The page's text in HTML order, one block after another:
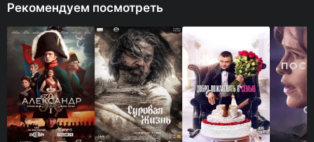
Рекомендуем посмотреть